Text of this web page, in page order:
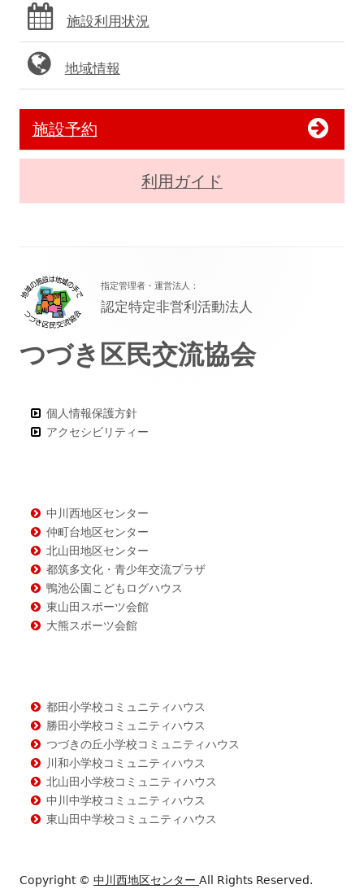
施設利用状況
地域情報
施設予約
利用ガイド
ッ
タ
ー・
ン
テ
指定管理者・運営法人：
認定特定非営利活動法人
つづき区民交流協会
個人情報保護方針
アクセシビリティー
中川西地区センター
仲町台地区センター
北山田地区センター
都筑多文化・青少年交流プラザ
鴨池公園こどもログハウス
東山田スポーツ会館
大熊スポーツ会館
都田小学校コミュニティハウス
勝田小学校コミュニティハウス
つづきの丘小学校コミュニティハウス
川和小学校コミュニティハウス
北山田小学校コミュニティハウス
中川中学校コミュニティハウス
東山田中学校コミュニティハウス
Copyright © 中川西地区センター All Rights Reserved.